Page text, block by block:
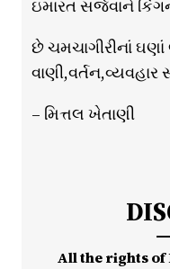
ઇમારત સર્જવાને
છે ચમચાગીરીનાં
વાણી,વર્તન,વ્યવહાર
– મિત્તલ ખેતાણી
All the rights of